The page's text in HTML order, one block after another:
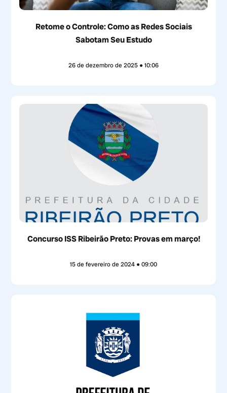
Retome o Controle: Como as Redes Sociais
Sabotam Seu Estudo
26 de dezembro de 2025 10:06
Concurso ISS Ribeirão Preto: Provas em março!
15 de fevereiro de 2024 09:00